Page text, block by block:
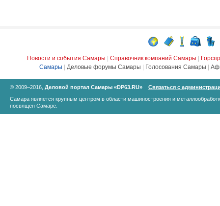
Новости и события Самары Справочник компаний Самары
Самары
Деловые форумы Самары Голосования Самары
© 2009–2016, Деловой портал Самары «DP63.RU»
Связаться с
Самара является крупным центром в области машиностроения и
посвящен Самаре.